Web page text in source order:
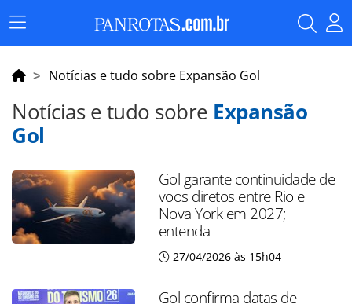
Menu
Principal
Notícias e tudo sobre Expansão Gol
Notícias e tudo sobre Expansão
Gol
Gol garante continuidade de
voos diretos entre Rio e
Nova York em 2027;
entenda
27/04/2026 às 15h04
Gol confirma datas de